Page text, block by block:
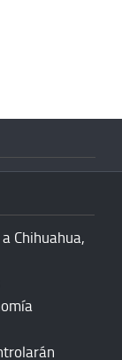
Chihuahua,